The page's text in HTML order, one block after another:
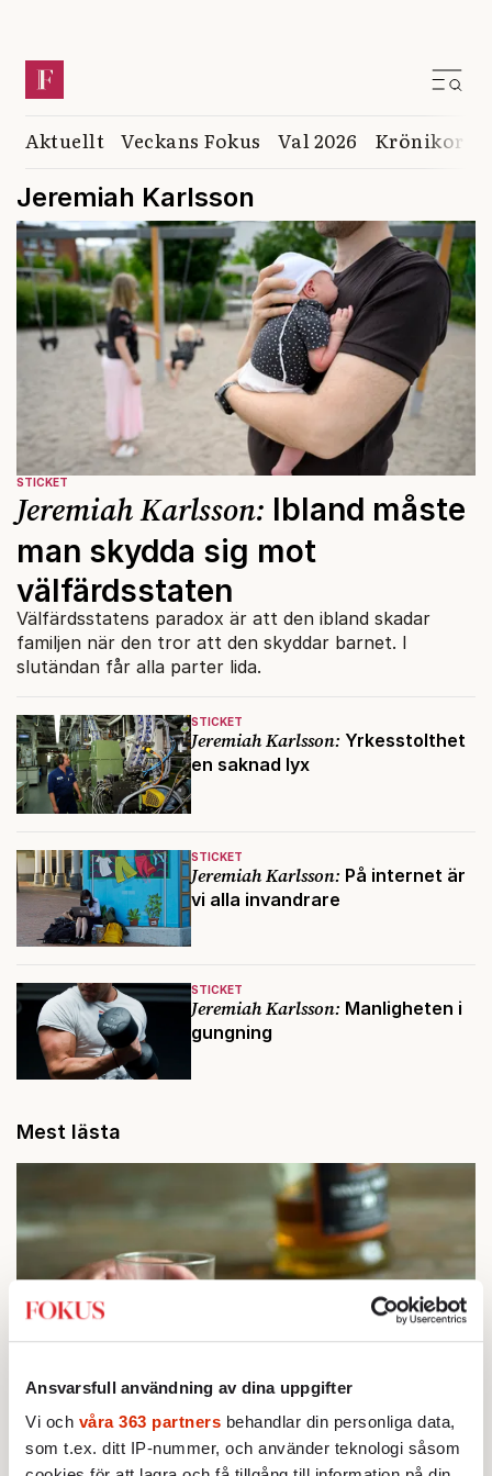
Ansvarsfull användning av dina uppgifter
Vi och våra 363 partners behandlar din personliga data,
som t.ex. ditt IP-nummer, och använder teknologi såsom
Aktuellt Veckans Fokus Val 2026 Krönikor
Jeremiah Karlsson
STICKET
Jeremiah Karlsson: Yrkesstolthet
en saknad lyx
STICKET
Jeremiah Karlsson: På internet är
vi alla invandrare
STICKET
Jeremiah Karlsson: Manligheten i
gungning
STICKET
Jeremiah Karlsson: Ibland måste
man skydda sig mot
välfärdsstaten
Välfärdsstatens paradox är att den ibland skadar
familjen när den tror att den skyddar barnet. I
slutändan får alla parter lida.
Mest lästa
STICKET
1.Bitte Assarmo: Sagan om den lågbegåvade
ursprungsbefolkningen i Filipstad